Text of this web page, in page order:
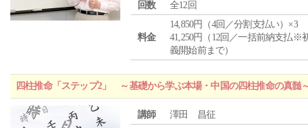
回数
全12回
料金
14,850円（4回／分割支払い）×3
41,250円（12回／一括前納支払※
義開始前まで）
四柱推命「ステップ2」 ～基礎から学ぶ本場・中国の四柱推命の真髄
講師 澤田 昌征